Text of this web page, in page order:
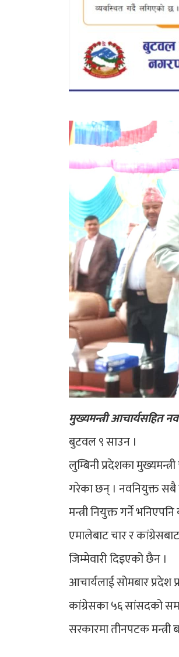
मुख्यमन्त्री आचार्यसहित
बुटवल ९ साउन ।
लुम्बिनी प्रदेशका
गरेका छन् । नवनियुक्त
मन्त्री नियुक्त गर्ने
एमालेबाट चार र
जिम्मेवारी दिइएको छैन ।
आचार्यलाई सोमबार
कांग्रेसका ५६ सांसदको
सरकारमा तीनपटक मन्त्री